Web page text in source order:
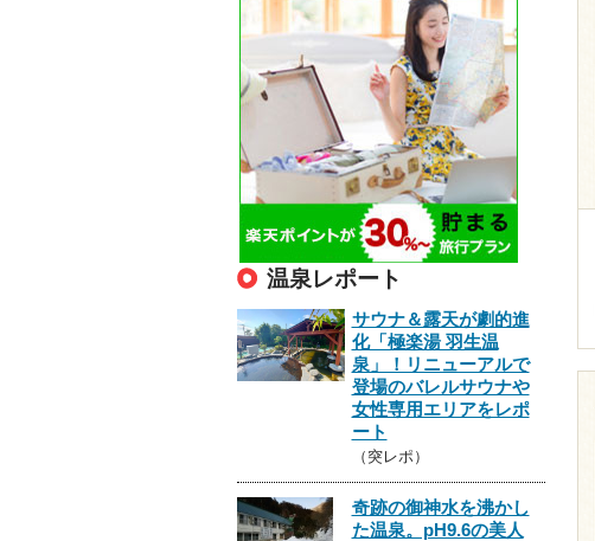
温泉レポート
サウナ＆露天が劇的進
化「極楽湯 羽生温
泉」！リニューアルで
登場のバレルサウナや
女性専用エリアをレポ
ート
（突レポ）
奇跡の御神水を沸かし
た温泉。pH9.6の美人